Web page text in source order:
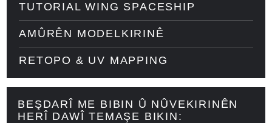
TUTORIAL WING SPACESHIP
AMÛRÊN MODELKIRINÊ
RETOPO & UV MAPPING
BEŞDARÎ ME BIBIN Û NÛVEKIRINÊN
HERÎ DAWÎ TEMAŞE BIKIN: